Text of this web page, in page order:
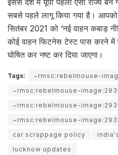
इससे देश में यूपी पहला ऐसा राज्य बन
सबसे पहले लागू किया गया है।
सितंबर 2021 को ‘नई वाहन कबाड़
कोई वाहन फिटनेस टेस्ट पास करने
घोषित कर नष्ट कर दिया जाएगा।
Tags:
~rmsc:rebelmouse-
~rmsc:rebelmouse-
~rmsc:rebelmouse-
~rmsc:rebelmouse-
car scrappage policy
lucknow updates